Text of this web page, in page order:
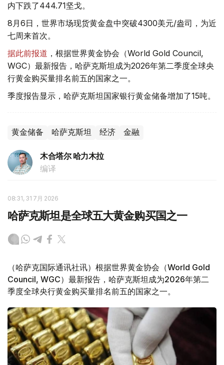
内下跌了444.71坚戈。
8月6日，世界市场现货黄金盘中突破4300美元/盎司，为近
七周来首次。
据此前报道 ，根据世界黄金协会（World Gold Council,
WGC）最新报告，哈萨克斯坦成为2026年第二季度全球央
行黄金购买量排名前五的国家之一。
季度报告显示，哈萨克斯坦国家银行黄金储备增加了15吨。
黄金储备 哈萨克斯坦 经济 金融
木合塔尔 哈力木拉
编译
08:31, 31 7月 2026
哈萨克斯坦是全球五大黄金购买国之一
（哈萨克国际通讯社讯）根据世界黄金协会（World Gold
Council, WGC）最新报告，哈萨克斯坦成为2026年第二
季度全球央行黄金购买量排名前五的国家之一。